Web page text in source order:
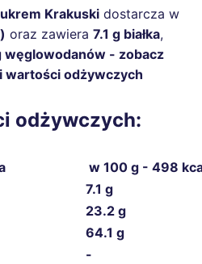
Krakuski dostarcza w
oraz zawiera 7.1 g białka,
węglowodanów - zobacz
wartości odżywczych
odżywczych:
w 100 g - 498
7.1 g
23.2 g
64.1 g
-